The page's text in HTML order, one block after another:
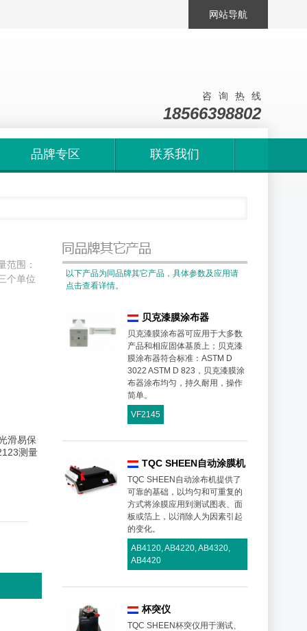
网站导航
咨询热线
18566398802
品牌专区 联系我们
范围：
个单位
滑易保
测量
以下产品为同品牌其它产品，具体参数及应用请
点击查看详情。
贝克漆膜涂布器
贝克漆膜涂布器可应用于大多数
产品和相应固体基质上；贝克漆
膜涂布器符合标准：ASTM D
3022 ASTM D 823，贝克漆膜涂
布器涂布均匀，持久耐用，操作
简单。
VF2145
TQC SHEEN自动涂膜机
TQC SHEEN自动涂布机提供了
可靠的基础，以均匀和可重复的
方式将涂膜应用到测试图表、面
板或箔上，以消除人为因素引起
的变化。
AB4120, AB4220, AB4320,
AB4420
杯突仪
TQC SHEEN杯突仪用于测试、